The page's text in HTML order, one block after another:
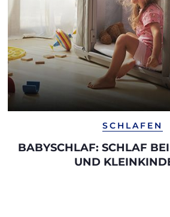
SCHLAFEN
BABYSCHLAF: SCHLAF
UND